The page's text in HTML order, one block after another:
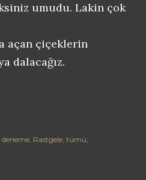
umudu. Lakin çok
açan çiçeklerin
dalacağız.
deneme Rastgele tümü